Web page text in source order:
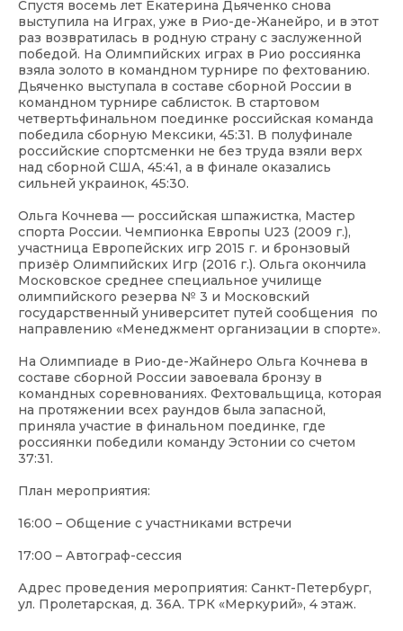
Спустя восемь лет Екатерина Дьяченко снова
выступила на Играх, уже в Рио-де-Жанейро, и в этот
раз возвратилась в родную страну с заслуженной
победой. На Олимпийских играх в Рио россиянка
взяла золото в командном турнире по фехтованию.
Дьяченко выступала в составе сборной России в
командном турнире саблисток. В стартовом
четвертьфинальном поединке российская команда
победила сборную Мексики, 45:31. В полуфинале
российские спортсменки не без труда взяли верх
над сборной США, 45:41, а в финале оказались
сильней украинок, 45:30.
Ольга Кочнева — российская шпажистка, Мастер
спорта России. Чемпионка Европы U23 (2009 г.),
участница Европейских игр 2015 г. и бронзовый
призёр Олимпийских Игр (2016 г.). Ольга окончила
Московское среднее специальное училище
олимпийского резерва № 3 и Московский
государственный университет путей сообщения по
направлению «Менеджмент организации в спорте».
На Олимпиаде в Рио-де-Жайнеро Ольга Кочнева в
составе сборной России завоевала бронзу в
командных соревнованиях. Фехтовальщица, которая
на протяжении всех раундов была запасной,
приняла участие в финальном поединке, где
россиянки победили команду Эстонии со счетом
37:31.
План мероприятия:
16:00 – Общение с участниками встречи
17:00 – Автограф-сессия
Адрес проведения мероприятия: Санкт-Петербург,
ул. Пролетарская, д. 36А. ТРК «Меркурий», 4 этаж.